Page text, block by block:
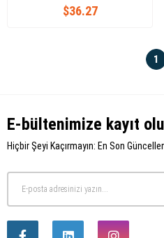
$36.27
1
E-bültenimize kayıt
Hiçbir Şeyi Kaçırmayın: En Son